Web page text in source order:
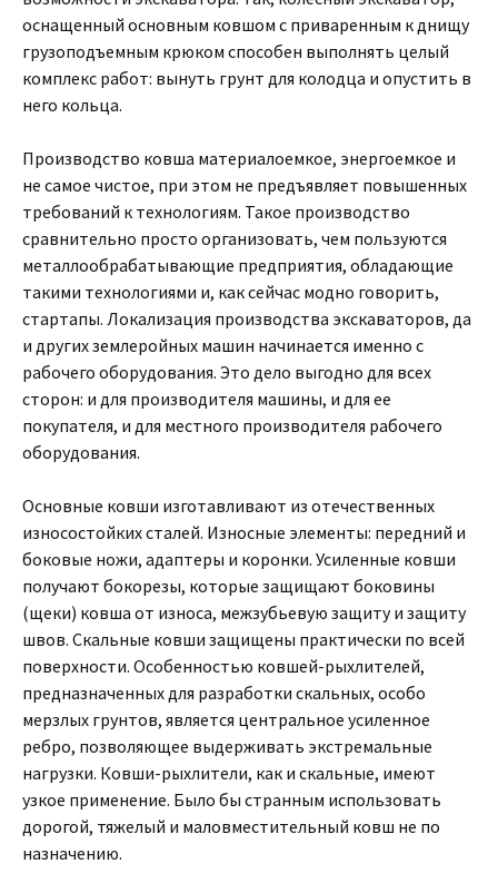
оснащенный основным ковшом с приваренным к днищу
грузоподъемным крюком способен выполнять целый
комплекс работ: вынуть грунт для колодца и опустить в
него кольца.
Производство ковша материалоемкое, энергоемкое и
не самое чистое, при этом не предъявляет повышенных
требований к технологиям. Такое производство
сравнительно просто организовать, чем пользуются
металлообрабатывающие предприятия, обладающие
такими технологиями и, как сейчас модно говорить,
стартапы. Локализация производства экскаваторов, да
и других землеройных машин начинается именно с
рабочего оборудования. Это дело выгодно для всех
сторон: и для производителя машины, и для ее
покупателя, и для местного производителя рабочего
оборудования.
Основные ковши изготавливают из отечественных
износостойких сталей. Износные элементы: передний и
боковые ножи, адаптеры и коронки. Усиленные ковши
получают бокорезы, которые защищают боковины
(щеки) ковша от износа, межзубьевую защиту и защиту
швов. Скальные ковши защищены практически по всей
поверхности. Особенностью ковшей-рыхлителей,
предназначенных для разработки скальных, особо
мерзлых грунтов, является центральное усиленное
ребро, позволяющее выдерживать экстремальные
нагрузки. Ковши-рыхлители, как и скальные, имеют
узкое применение. Было бы странным использовать
дорогой, тяжелый и маловместительный ковш не по
назначению.